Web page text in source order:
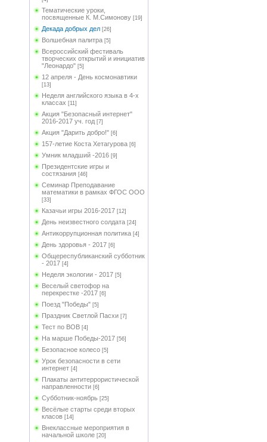
Тематические уроки,
посвященные К. М.Симонову [19]
Декада добрых дел [26]
Волшебная палитра [5]
Всероссийский фестиваль
творческих открытий и инициатив
"Леонардо" [5]
12 апреля - День космонавтики
[13]
Неделя английского языка в 4-х
классах [11]
Акция "Безопасный интернет"
2016-2017 уч. год [7]
Акция "Дарить добро!" [6]
157-летие Коста Хетагурова [6]
Умник младший -2016 [9]
Президентские игры и
состязания [46]
Семинар Преподавание
математики в рамках ФГОС ООО
[33]
Казачьи игры 2016-2017 [12]
День неизвестного солдата [24]
Антикоррупционная политика [4]
День здоровья - 2017 [6]
Общереспубликанский субботник
- 2017 [4]
Неделя экологии - 2017 [5]
Веселый светофор на
перекрестке -2017 [6]
Поезд "Победы" [5]
Праздник Светлой Пасхи [7]
Тест по ВОВ [4]
На марше Победы-2017 [56]
Безопасное колесо [5]
Урок безопасности в сети
интернет [4]
Плакаты антитеррористической
направленности [6]
Субботник-ноябрь [25]
Весёлые старты среди вторых
класов [14]
Внеклассные мероприятия в
начальной школе [20]